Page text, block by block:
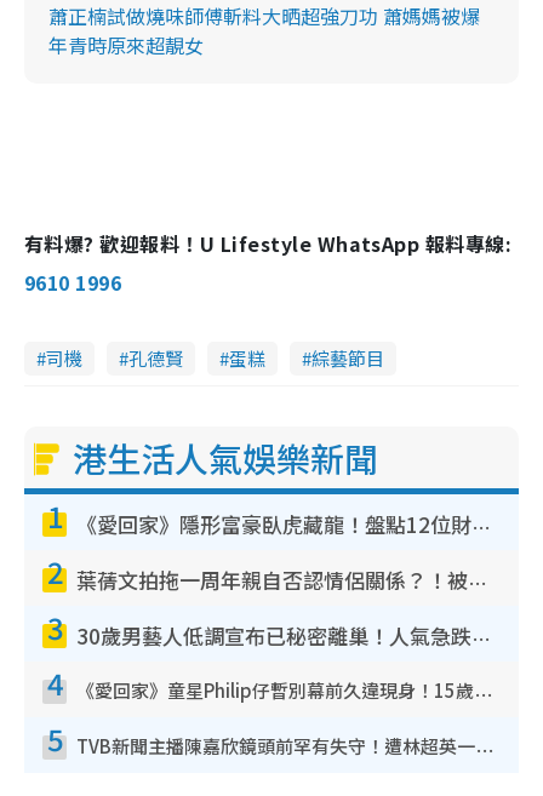
蕭正楠試做燒味師傅斬料大晒超強刀功 蕭媽媽被爆
年青時原來超靚女
有料爆? 歡迎報料！U Lifestyle WhatsApp 報料專線:
9610 1996
司機 孔德賢 蛋糕 綜藝節目
港生活人氣娛樂新聞
1 《愛回家》隱形富豪臥虎藏龍！盤點12位財氣逼人的有錢藝人：呢位靚女3億身家唔憂做
2 葉蒨文拍拖一周年親自否認情侶關係？！被質疑感情造假竟稱GM「普通同事」
3 30歲男藝人低調宣布已秘密離巢！人氣急跌變失蹤人口︰「這幾年過得並不容易」
4 《愛回家》童星Philip仔暫別幕前久違現身！15歲近況暴風長高蛻變帥氣少男
5 TVB新聞主播陳嘉欣鏡頭前罕有失守！遭林超英一句說話突襲嚇親當場大笑